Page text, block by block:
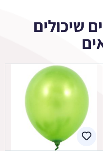
שיכולים